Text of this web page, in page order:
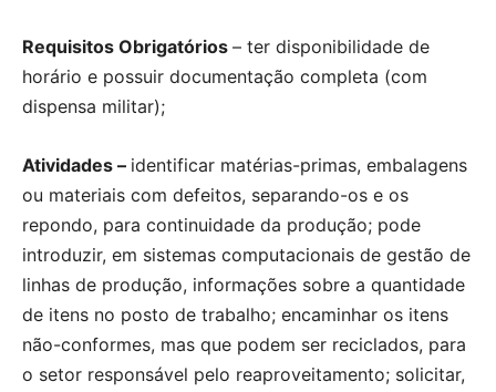
Requisitos Obrigatórios – ter disponibilidade de
horário e possuir documentação completa (com
dispensa militar);
Atividades – identificar matérias-primas, embalagens
ou materiais com defeitos, separando-os e os
repondo, para continuidade da produção; pode
introduzir, em sistemas computacionais de gestão de
linhas de produção, informações sobre a quantidade
de itens no posto de trabalho; encaminhar os itens
não-conformes, mas que podem ser reciclados, para
o setor responsável pelo reaproveitamento; solicitar,